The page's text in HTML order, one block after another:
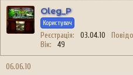
Oleg_P
Користувач
Реєстрація 03.04.10
Вік
49
06.06.10